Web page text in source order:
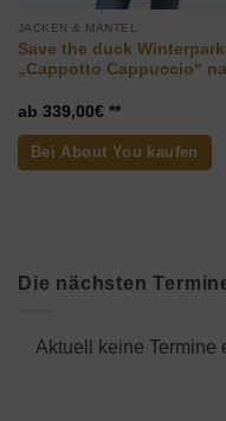
JACKEN & MÄNTEL
Save the duck
„Cappotto Cappuccio“
339,00€
Bei About You kaufen
Die nächsten
Aktuell keine Termine